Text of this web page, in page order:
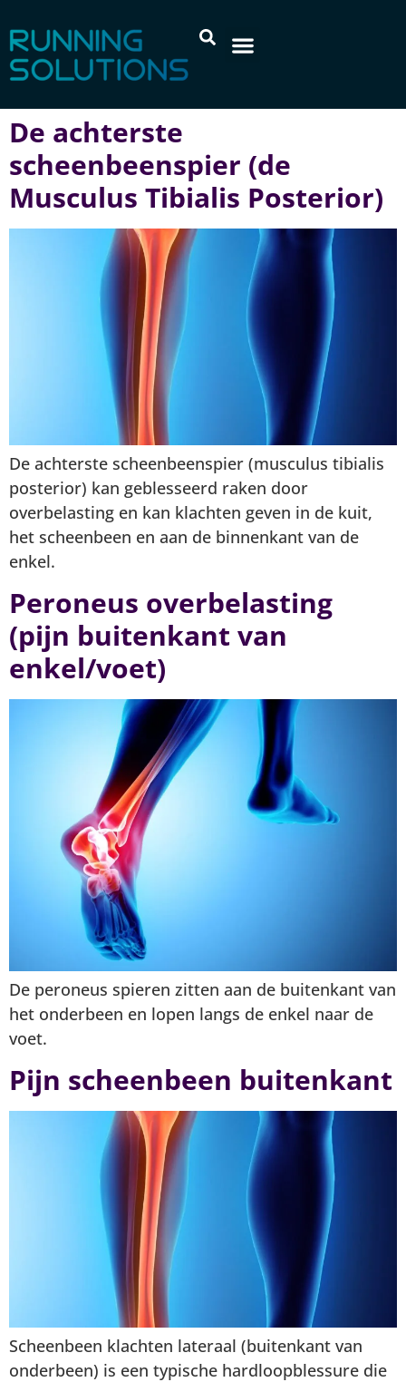
De achterste
scheenbeenspier (de
Musculus Tibialis Posterior)
De achterste scheenbeenspier (musculus tibialis
posterior) kan geblesseerd raken door
overbelasting en kan klachten geven in de kuit,
het scheenbeen en aan de binnenkant van de
enkel.
Peroneus overbelasting
(pijn buitenkant van
enkel/voet)
De peroneus spieren zitten aan de buitenkant van
het onderbeen en lopen langs de enkel naar de
voet.
Pijn scheenbeen buitenkant
Scheenbeen klachten lateraal (buitenkant van
onderbeen) is een typische hardloopblessure die